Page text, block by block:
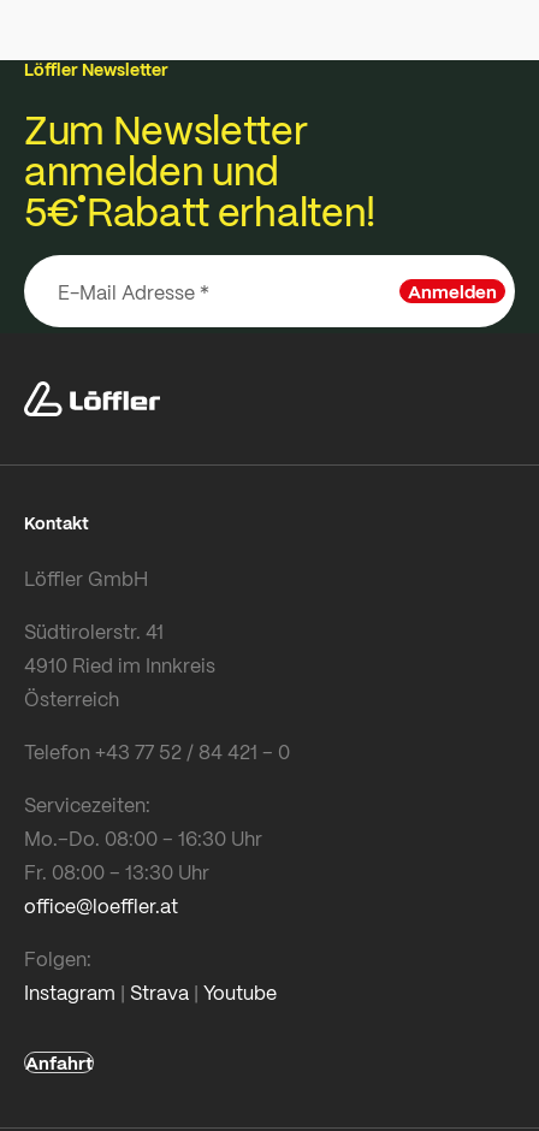
Löffler Newsletter
Zum Newsletter
anmelden und
5€Rabatt erhalten!
Anmelden
Kontakt
Löffler GmbH
Südtirolerstr. 41
4910 Ried im Innkreis
Österreich
Telefon +43 77 52 / 84 421 – 0
Servicezeiten:
Mo.–Do. 08:00 – 16:30 Uhr
Fr. 08:00 – 13:30 Uhr
office@loeffler.at
Folgen:
Instagram | Strava | Youtube
Anfahrt